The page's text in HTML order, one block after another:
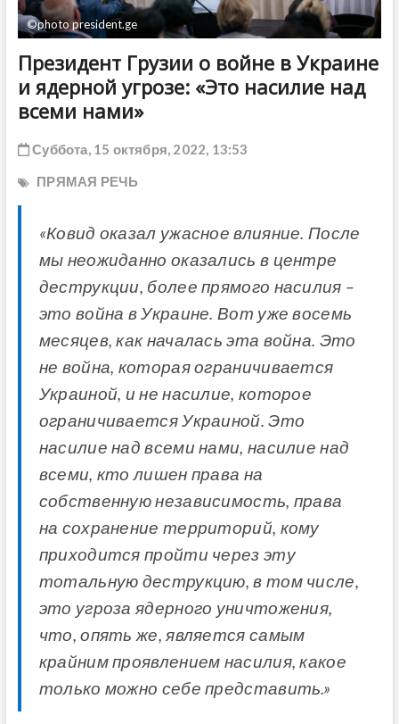
©photo president.ge
Президент Грузии о войне в Украине
и ядерной угрозе: «Это насилие над
всеми нами»
Суббота, 15 октября, 2022, 13:53
ПРЯМАЯ РЕЧЬ
«Ковид оказал ужасное влияние. После
мы неожиданно оказались в центре
деструкции, более прямого насилия –
это война в Украине. Вот уже восемь
месяцев, как началась эта война. Это
не война, которая ограничивается
Украиной, и не насилие, которое
ограничивается Украиной. Это
насилие над всеми нами, насилие над
всеми, кто лишен права на
собственную независимость, права
на сохранение территорий, кому
приходится пройти через эту
тотальную деструкцию, в том числе,
это угроза ядерного уничтожения,
что, опять же, является самым
крайним проявлением насилия, какое
только можно себе представить.»